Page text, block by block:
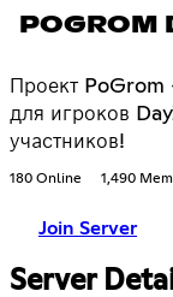
POGROM
Проект PoGrom
для игроков
участников!
180 Online 1,490
Join Server
Server